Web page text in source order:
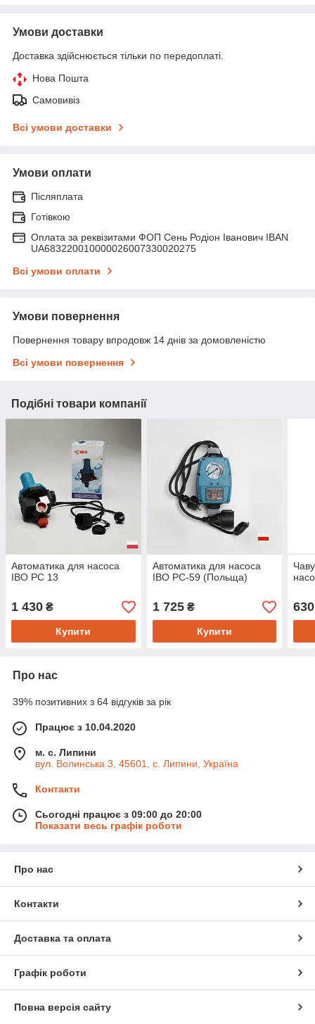
Умови доставки
Доставка здійснюється тільки по передоплаті.
Нова Пошта
Самовивіз
Всі умови доставки
Умови оплати
Післяплата
Готівкою
Оплата за реквізитами ФОП Сень Родіон Іванович IBAN
UA683220010000026007330020275
Всі умови оплати
Умови повернення
Повернення товару впродовж 14 днів за домовленістю
Всі умови повернення
Подібні товари компанії
Автоматика для насоса
IBO PC 13
1 430 ₴
Купити
Автоматика для насоса
IBO PC-59 (Польща)
1 725₴
Купити
630
Про нас
39% позитивних з 64 відгуків за рік
Працює з 10.04.2020
м. с. Липини
вул. Волинська 3, 45601, с. Липини, Україна
Контакти
Сьогодні працює з 09:00 до 20:00
Показати весь графік роботи
Про нас
Контакти
Доставка та оплата
Графік роботи
Повна версія сайту